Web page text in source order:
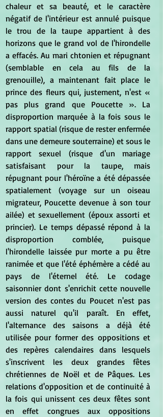
chaleur et sa beauté, et le caractère
négatif de l'intérieur est annulé puisque
le trou de la taupe appartient à des
horizons que le grand vol de l'hirondelle
a effacés. Au mari chtonien et répugnant
(semblable en cela au fils de la
grenouille), a maintenant fait place le
prince des fleurs qui, justement, n'est «
pas plus grand que Poucette ». La
disproportion marquée à la fois sous le
rapport spatial (risque de rester enfermée
dans une demeure souterraine) et sous le
rapport sexuel (risque d'un mariage
satisfaisant pour la taupe, mais
répugnant pour l'héroïne a été dépassée
spatialement (voyage sur un oiseau
migrateur, Poucette devenue à son tour
ailée) et sexuellement (époux assorti et
princier). Le temps dépassé répond à la
disproportion comblée, puisque
l'hirondelle laissée pur morte a pu être
ranimée et que l'été éphémère a cédé au
pays de l'éternel été. Le codage
saisonnier dont s'enrichit cette nouvelle
version des contes du Poucet n'est pas
aussi naturel qu'il paraît. En effet,
l'alternance des saisons a déjà été
utilisée pour former des oppositions et
des repères calendaires dans lesquels
s'inscrivent les deux grandes fêtes
chrétiennes de Noël et de Pâques. Les
relations d'opposition et de continuité à
la fois qui unissent ces deux fêtes sont
en effet congrues aux oppositions